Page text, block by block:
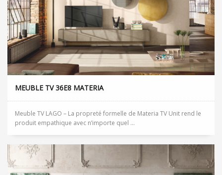
MEUBLE TV 36E8 MATERIA
Meuble TV LAGO – La propreté formelle de Materia TV Unit rend le
produit empathique avec n’importe quel ...